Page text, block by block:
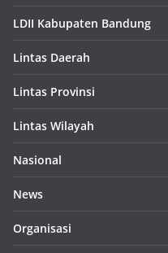
LDII Kabupaten Bandung
Lintas Daerah
Lintas Provinsi
Lintas Wilayah
Nasional
News
Organisasi